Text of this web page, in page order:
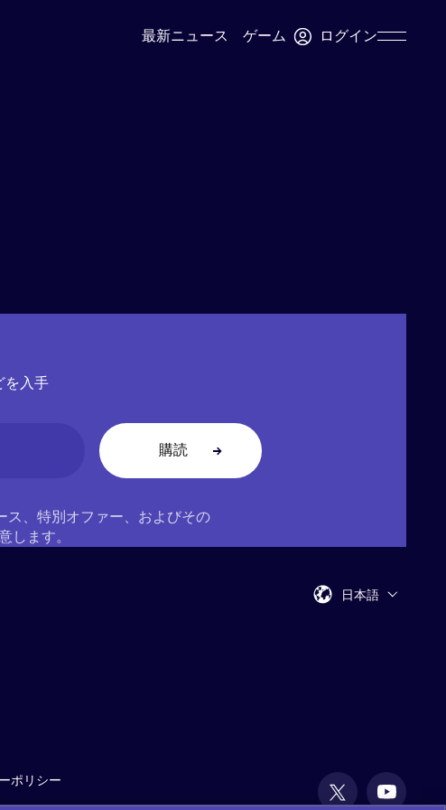
最新ニュース
ゲーム ログインSkip
を入手
ス、特別オファー、およびその
します。
日本語
ポリシー